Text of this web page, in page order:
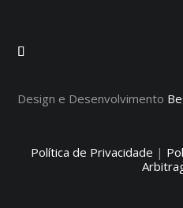
Design e Desenvolvimento
Política de Privacidade |